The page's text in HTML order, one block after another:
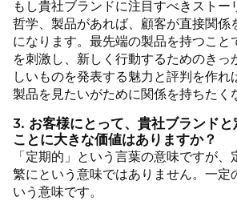
もし貴社ブランドに注目すべきストー
哲学、製品があれば、顧客が直接関係
になります。最先端の製品を持つこと
を刺激し、新しく行動するためのきっ
しいものを発表する魅力と評判を作
製品を見たいがために関係を持ちたく
3. お客様にとって、貴社ブランド
ことに大きな価値はありますか？
「定期的」という言葉の意味ですが
繁にという意味ではありません。一定
いう意味です。